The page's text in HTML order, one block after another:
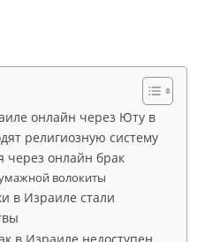
онлайн через Юту в
религиозную систему
через онлайн брак
волокиты
в Израиле стали